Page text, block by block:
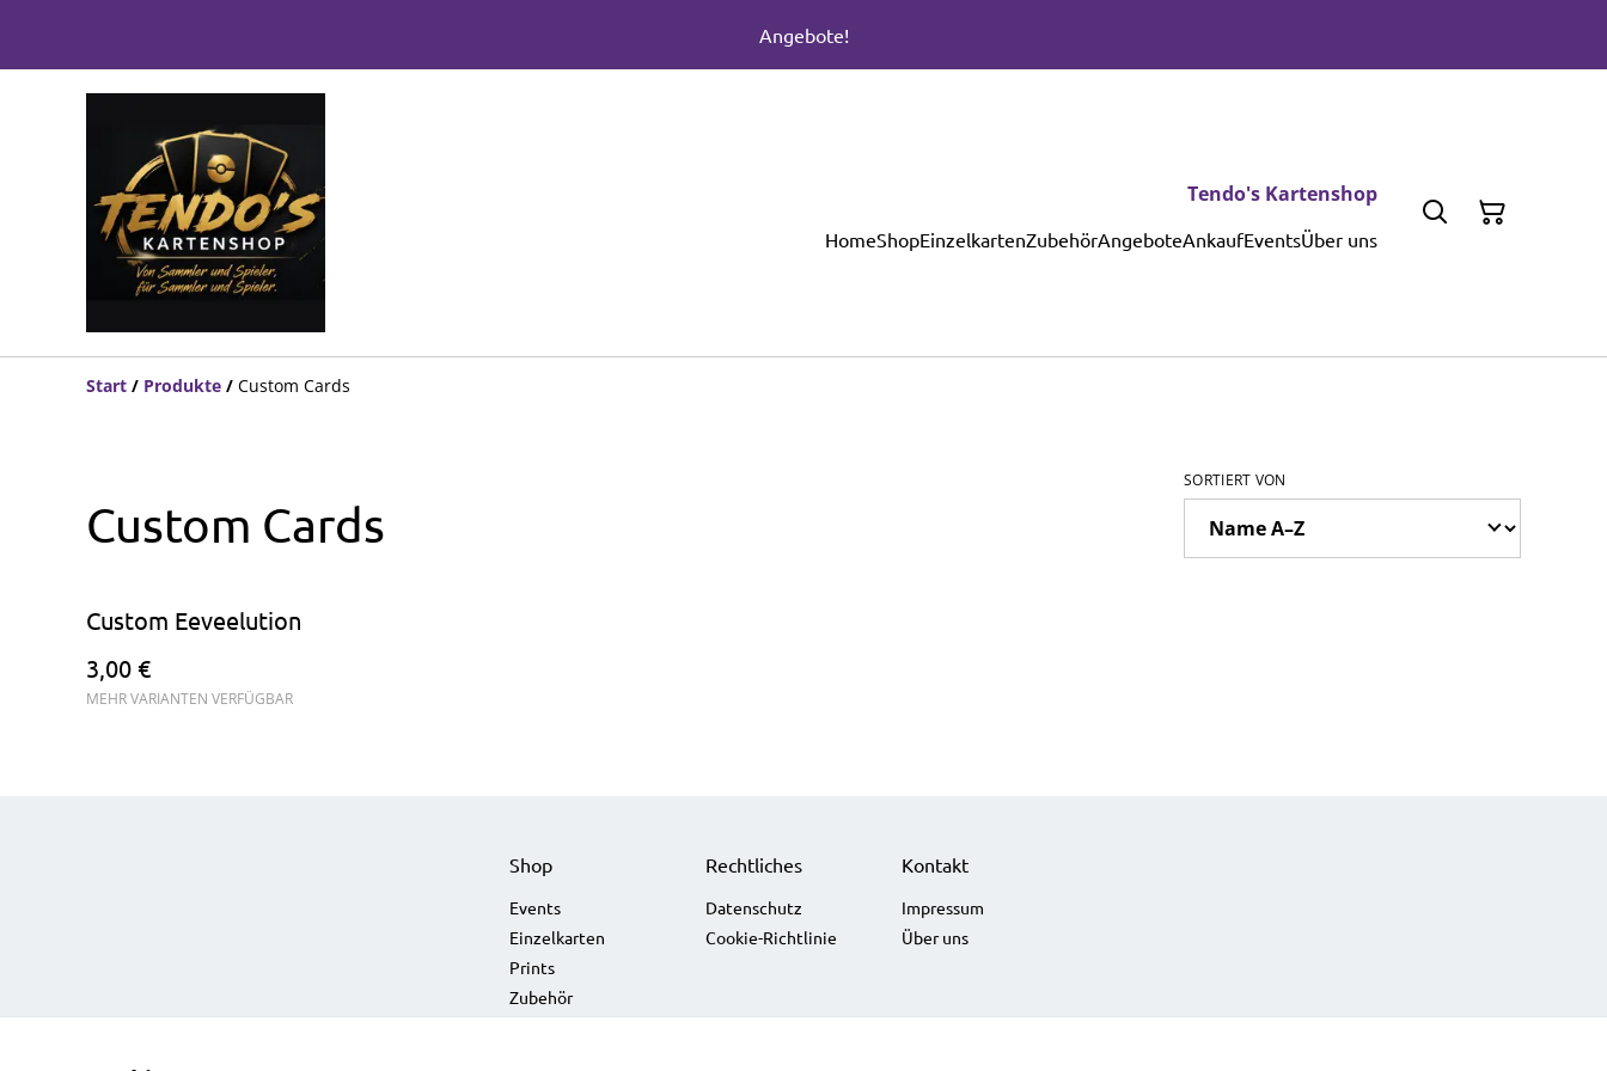
Angebote!
Tendo's Kartenshop
HomeShopEinzelkartenZubehörAngeboteAnkaufEventsÜber uns
Start / Produkte / Custom Cards
Custom Cards
SORTIERT VON
Custom Eeveelution
3,00 €
MEHR VARIANTEN VERFÜGBAR
Shop
Events
Einzelkarten
Prints
Zubehör
Rechtliches
Datenschutz
Cookie-Richtlinie
Kontakt
Impressum
Über uns